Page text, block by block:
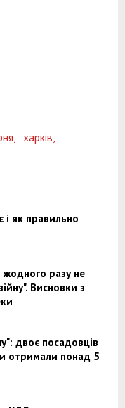
харків,
і як правильно
разу не
Висновки з
двоє посадовців
отримали понад 5